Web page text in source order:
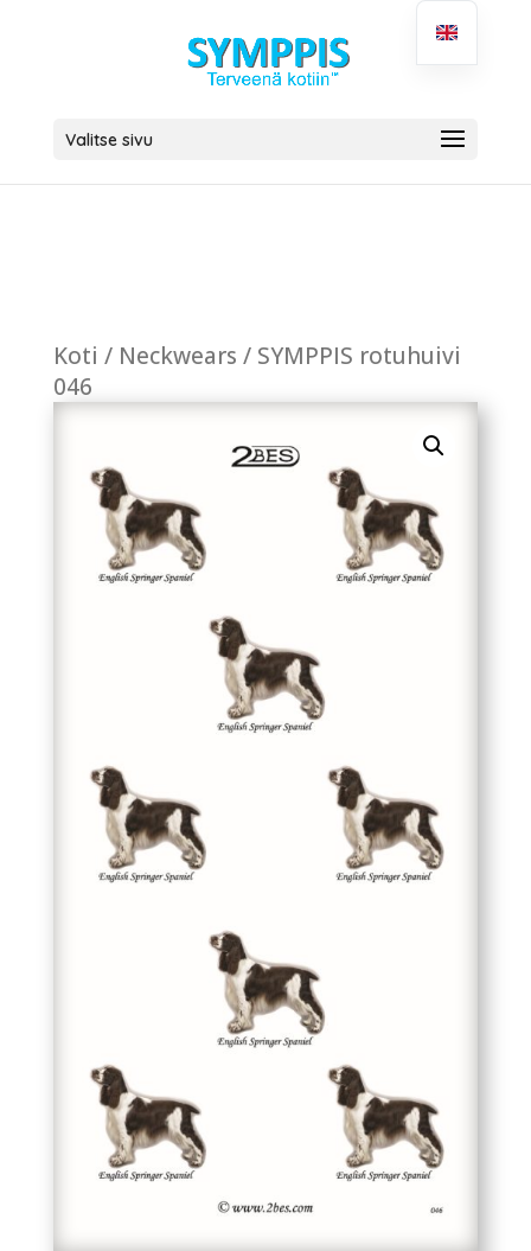
Valitse sivu
Koti / Neckwears / SYMPPIS rotuhuivi
046